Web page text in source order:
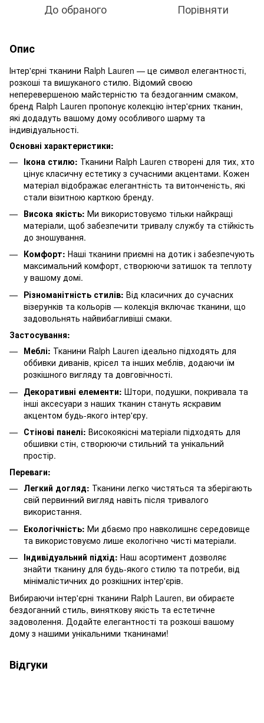
До обраного Порівняти
Опис
Інтер'єрні тканини Ralph Lauren — це символ елегантності,
розкоші та вишуканого стилю. Відомий своєю
неперевершеною майстерністю та бездоганним смаком,
бренд Ralph Lauren пропонує колекцію інтер'єрних тканин,
які додадуть вашому дому особливого шарму та
індивідуальності.
Основні характеристики:
Ікона стилю: Тканини Ralph Lauren створені для тих, хто
цінує класичну естетику з сучасними акцентами. Кожен
матеріал відображає елегантність та витонченість, які
стали візитною карткою бренду.
Висока якість: Ми використовуємо тільки найкращі
матеріали, щоб забезпечити тривалу службу та стійкість
до зношування.
Комфорт: Наші тканини приємні на дотик і забезпечують
максимальний комфорт, створюючи затишок та теплоту
у вашому домі.
Різноманітність стилів: Від класичних до сучасних
візерунків та кольорів — колекція включає тканини, що
задовольнять найвибагливіші смаки.
Застосування:
Меблі: Тканини Ralph Lauren ідеально підходять для
оббивки диванів, крісел та інших меблів, додаючи їм
розкішного вигляду та довговічності.
Декоративні елементи: Штори, подушки, покривала та
інші аксесуари з наших тканин стануть яскравим
акцентом будь-якого інтер'єру.
Стінові панелі: Високоякісні матеріали підходять для
обшивки стін, створюючи стильний та унікальний
простір.
Переваги:
Легкий догляд: Тканини легко чистяться та зберігають
свій первинний вигляд навіть після тривалого
використання.
Екологічність: Ми дбаємо про навколишнє середовище
та використовуємо лише екологічно чисті матеріали.
Індивідуальний підхід: Наш асортимент дозволяє
знайти тканину для будь-якого стилю та потреби, від
мінімалістичних до розкішних інтер'єрів.
Вибираючи інтер'єрні тканини Ralph Lauren, ви обираєте
бездоганний стиль, виняткову якість та естетичне
задоволення. Додайте елегантності та розкоші вашому
дому з нашими унікальними тканинами!
Відгуки